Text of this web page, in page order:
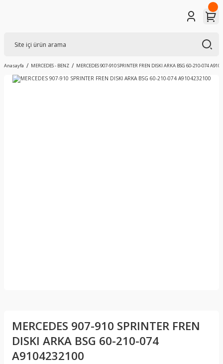
Anasayfa MERCEDES - BENZ MERCEDES 907-910 SPRINTER FREN DISKI ARKA BSG 60-210-074
MERCEDES 907-910 SPRINTER FREN
DISKI ARKA BSG 60-210-074
A9104232100